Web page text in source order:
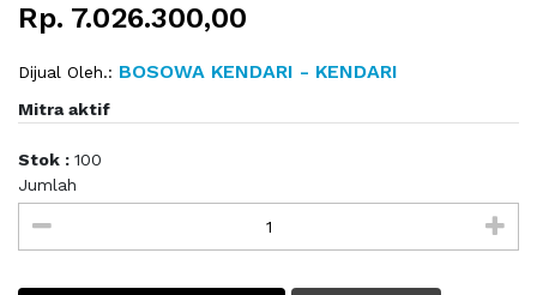
Rp. 7.026.300,00
Dijual Oleh.: BOSOWA KENDARI - KENDARI
Mitra aktif
Stok : 100
Jumlah